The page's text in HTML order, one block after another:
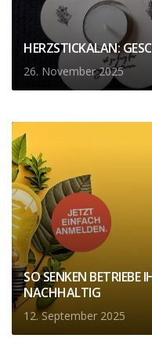
HERZSTICKALAN:
26. November 2025
SO SENKEN BETRIEBE
NACHHALTIG
12. September 2025